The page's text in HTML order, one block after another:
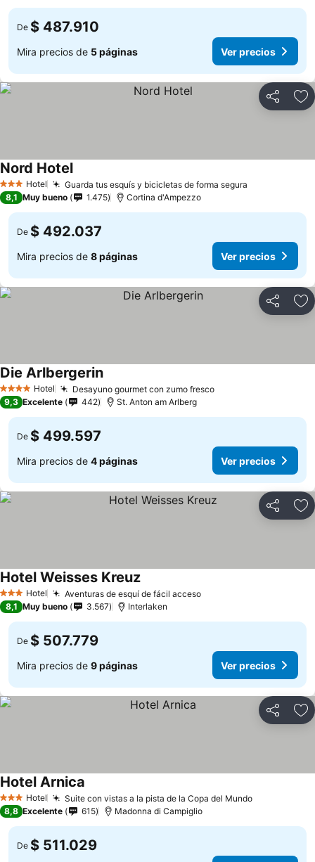
De $ 487.910
Mira precios de 5 páginas Ver precios
Compartir
3 Estrellas
Hotel Guarda tus esquís y bicicletas de forma segura
Nord Hotel
8,1 Muy bueno 1.475 Cortina d'Ampezzo
De $ 492.037
Mira precios de 8 páginas Ver precios
Compartir
4 EstrellasHotel Desayuno gourmet con zumo fresco
Die Arlbergerin
9,3 Excelente 442 St. Anton am Arlberg
De $ 499.597
Mira precios de 4 páginas Ver precios
Compartir
3 Estrellas
Hotel Aventuras de esquí de fácil acceso
Hotel Weisses Kreuz
8,1 Muy bueno 3.567 Interlaken
De $ 507.779
Mira precios de 9 páginas Ver precios
Compartir
3 Estrellas
Hotel Suite con vistas a la pista de la Copa del Mundo
Hotel Arnica
8,8 Excelente 615 Madonna di Campiglio
De $ 511.029